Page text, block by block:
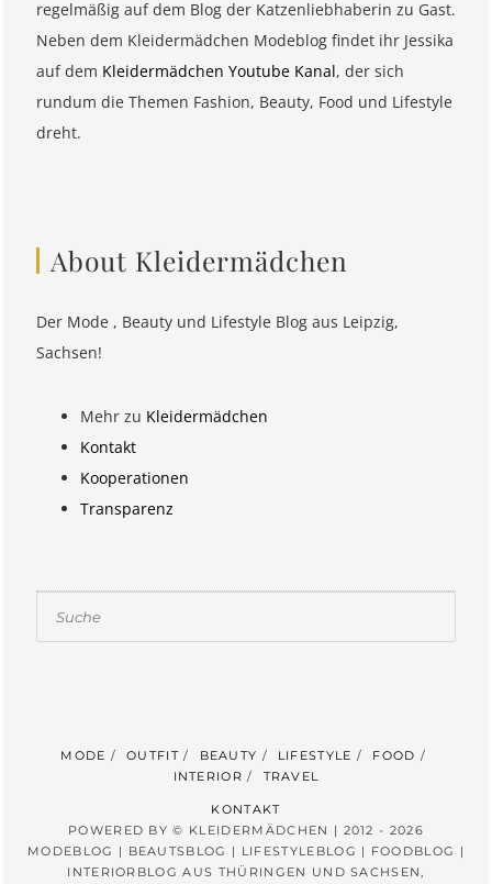
regelmäßig auf dem Blog der Katzenliebhaberin zu Gast.
Neben dem Kleidermädchen Modeblog findet ihr Jessika
auf dem Kleidermädchen Youtube Kanal, der sich
rundum die Themen Fashion, Beauty, Food und Lifestyle
dreht.
About Kleidermädchen
Der Mode , Beauty und Lifestyle Blog aus Leipzig,
Sachsen!
Mehr zu Kleidermädchen
Kontakt
Kooperationen
Transparenz
MODE OUTFIT BEAUTY LIFESTYLE
FOOD
INTERIOR
TRAVEL
KONTAKT
POWERED BY © KLEIDERMÄDCHEN | 2012 - 2026
MODEBLOG | BEAUTSBLOG | LIFESTYLEBLOG | FOODBLOG |
INTERIORBLOG AUS THÜRINGEN UND SACHSEN,